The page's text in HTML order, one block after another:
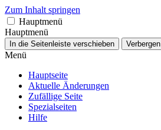
Zum Inhalt springen
Hauptmenü
Hauptmenü
In die Seitenleiste verschieben Verbergen
Menü
Hauptseite
Aktuelle Änderungen
Zufällige Seite
Spezialseiten
Hilfe